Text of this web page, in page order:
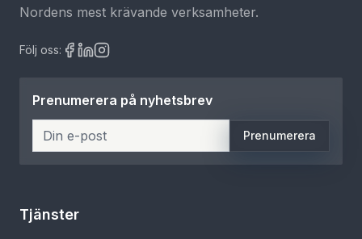
Nordens mest krävande verksamheter.
Följ oss:
Prenumerera på nyhetsbrev
Prenumerera
Tjänster